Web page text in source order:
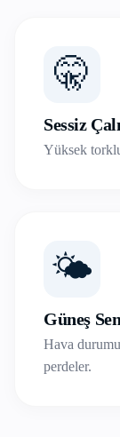
🤫
Sessiz
Yüksek
🌤️
Güneş
Hava
perdeler.